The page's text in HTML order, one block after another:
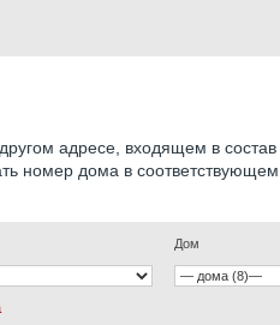
адресе, входящем в состав
номер дома в соответствующем
Дом